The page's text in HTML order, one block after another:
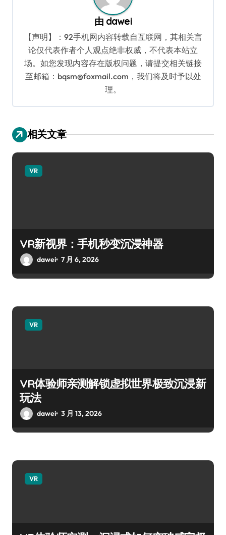
由 dawei
【声明】：92手机网内容转载自互联网，其相关言
论仅代表作者个人观点绝非权威，不代表本站立
场。如您发现内容存在版权问题，请提交相关链接
至邮箱：bqsm@foxmail.com，我们将及时予以处
理。
相关文章
VR
VR新视界：手机秒变沉浸神器
dawei 7 月 6, 2026
VR
VR体验师亲测解锁虚拟世界极致沉浸新
玩法
dawei 3 月 13, 2026
VR